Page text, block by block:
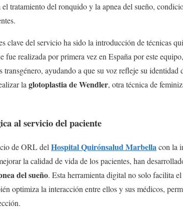
el tratamiento del ronquido y la apnea del sueño,
clave del servicio ha sido la introducción de técnicas
fue realizada por primera vez en España por este
transgénero, ayudando a que su voz refleje su
la glotoplastia de Wendler, otra técnica de
al servicio del paciente
de ORL delHospital Quirónsalud Marbellacon la
la calidad de vida de los pacientes, han
del sueño. Esta herramienta digital no solo facilita
optimiza la interacción entre ellos y sus médicos,